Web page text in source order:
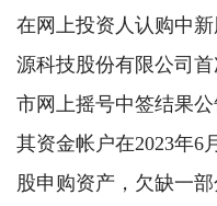
在网上投资人认购中
源科技股份有限公司
市网上摇号中签结果
其资金帐户在2023年6
股申购资产，欠缺一